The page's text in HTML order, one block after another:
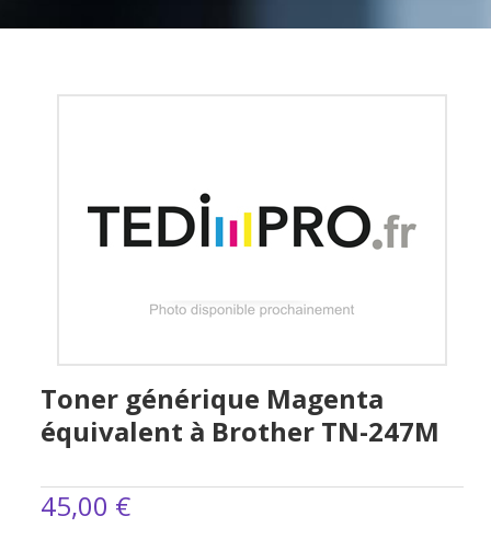
Toner générique Magenta
équivalent à Brother TN-247M
45,00 €